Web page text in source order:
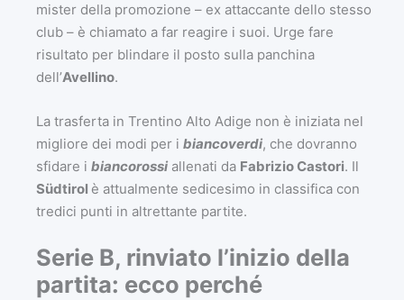
mister della promozione – ex attaccante dello stesso
club – è chiamato a far reagire i suoi. Urge fare
risultato per blindare il posto sulla panchina
dell’Avellino.
La trasferta in Trentino Alto Adige non è iniziata nel
migliore dei modi per i biancoverdi, che dovranno
sfidare i biancorossi allenati da Fabrizio Castori. Il
Südtirol è attualmente sedicesimo in classifica con
tredici punti in altrettante partite.
Serie B, rinviato l’inizio della
partita: ecco perché